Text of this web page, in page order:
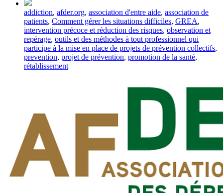
Tagged
with
addiction, afder.org, association d'entre aide, association de
patients, Comment gérer les situations difficiles, GREA,
intervention précoce et réduction des risques, observation et
repérage, outils et des méthodes à tout professionnel qui
participe à la mise en place de projets de prévention collectifs,
prevention, projet de prévention, promotion de la santé,
rétablissement